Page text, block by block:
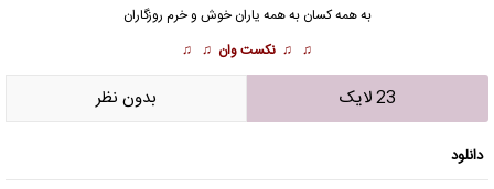
به همه كسان به همه ياران خوش و خرم روزگاران
♫ ♫ نکست وان ♫ ♫
23 لایک بدون نظر
دانلود